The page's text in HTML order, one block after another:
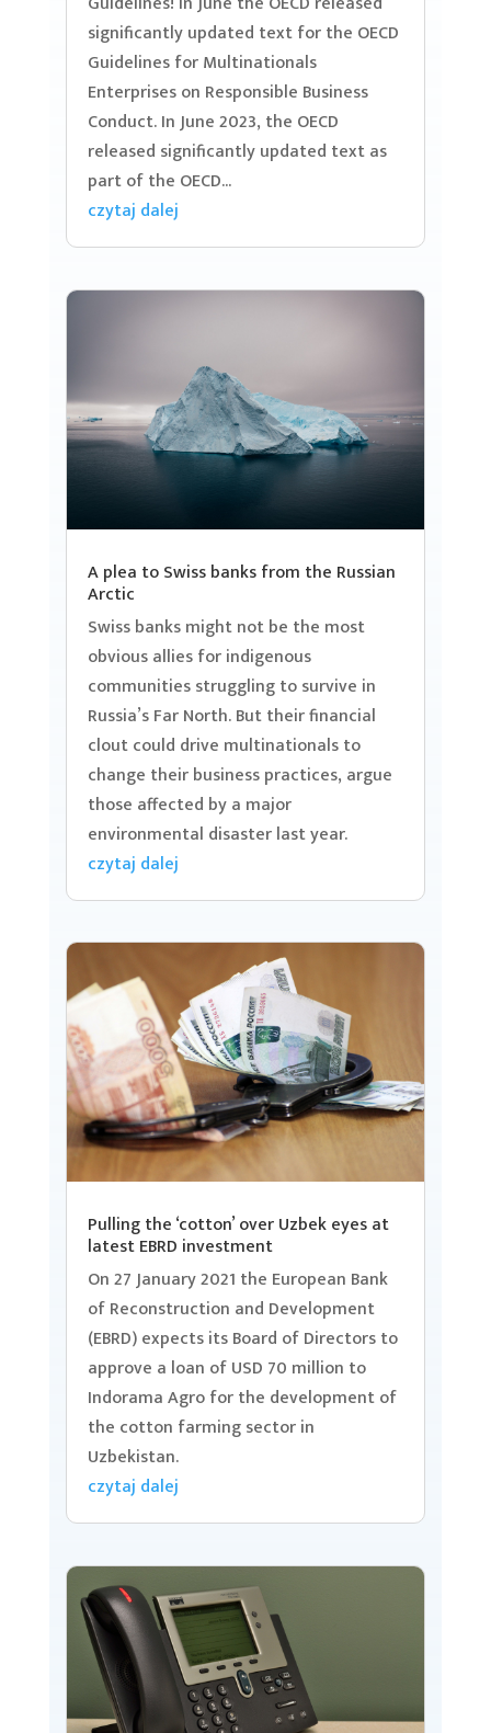
significantly updated text for the OECD
Guidelines for Multinationals
Enterprises on Responsible Business
Conduct. In June 2023, the OECD
released significantly updated text as
part of the OECD...
czytaj dalej
A plea to Swiss banks from the Russian
Arctic
Swiss banks might not be the most
obvious allies for indigenous
communities struggling to survive in
Russia’s Far North. But their financial
clout could drive multinationals to
change their business practices, argue
those affected by a major
environmental disaster last year.
czytaj dalej
Pulling the ‘cotton’ over Uzbek eyes at
latest EBRD investment
On 27 January 2021 the European Bank
of Reconstruction and Development
(EBRD) expects its Board of Directors to
approve a loan of USD 70 million to
Indorama Agro for the development of
the cotton farming sector in
Uzbekistan.
czytaj dalej